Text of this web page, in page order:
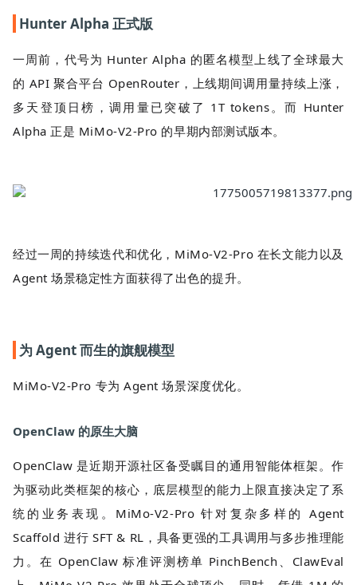
Hunter Alpha 正式版
一周前，代号为 Hunter Alpha 的匿名模型上线了全球最大
的 API 聚合平台 OpenRouter，上线期间调用量持续上涨，
多天登顶日榜，调用量已突破了 1T tokens。而 Hunter
Alpha 正是 MiMo-V2-Pro 的早期内部测试版本。
经过一周的持续迭代和优化，MiMo-V2-Pro 在长文能力以及
Agent 场景稳定性方面获得了出色的提升。
为 Agent 而生的旗舰模型
MiMo-V2-Pro 专为 Agent 场景深度优化。
OpenClaw 的原生大脑
OpenClaw 是近期开源社区备受瞩目的通用智能体框架。作
为驱动此类框架的核心，底层模型的能力上限直接决定了系
统的业务表现。MiMo-V2-Pro 针对复杂多样的 Agent
Scaffold 进行 SFT & RL，具备更强的工具调用与多步推理能
力。在 OpenClaw 标准评测榜单 PinchBench、ClawEval